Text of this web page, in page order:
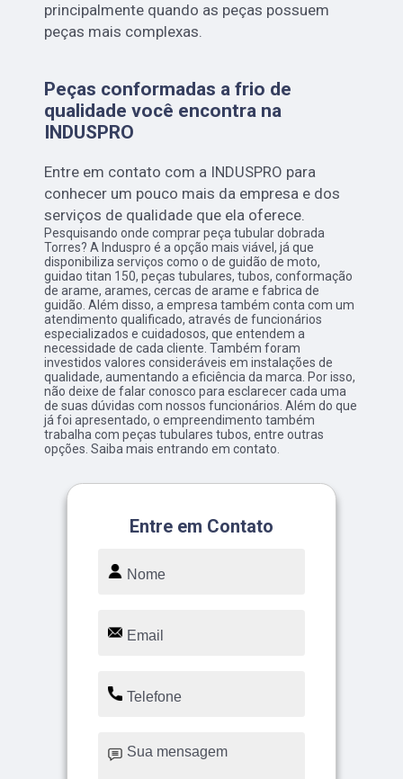
principalmente quando as peças possuem
peças mais complexas.
Peças conformadas a frio de
qualidade você encontra na
INDUSPRO
Entre em contato com a INDUSPRO para
conhecer um pouco mais da empresa e dos
serviços de qualidade que ela oferece.
Pesquisando onde comprar peça tubular dobrada
Torres? A Induspro é a opção mais viável, já que
disponibiliza serviços como o de guidão de moto,
guidao titan 150, peças tubulares, tubos, conformação
de arame, arames, cercas de arame e fabrica de
guidão. Além disso, a empresa também conta com um
atendimento qualificado, através de funcionários
especializados e cuidadosos, que entendem a
necessidade de cada cliente. Também foram
investidos valores consideráveis em instalações de
qualidade, aumentando a eficiência da marca. Por isso,
não deixe de falar conosco para esclarecer cada uma
de suas dúvidas com nossos funcionários. Além do que
já foi apresentado, o empreendimento também
trabalha com peças tubulares tubos, entre outras
opções. Saiba mais entrando em contato.
Entre em Contato